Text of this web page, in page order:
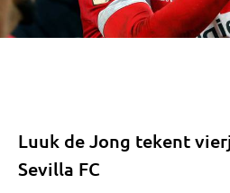
Luuk de Jong tekent
Sevilla FC